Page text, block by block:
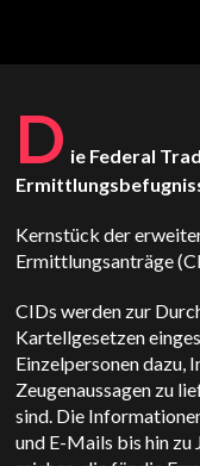
D ie Federal
Kernstück der
Ermittlungsanträge
CIDs werden zur
Kartellgesetzen
Einzelpersonen dazu,
Zeugenaussagen zu
sind. Die
und E-Mails bis hin zu